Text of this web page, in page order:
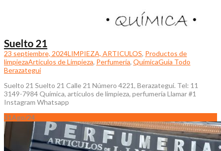
Suelto 21
23 septiembre, 2024LIMPIEZA, ARTICULOS, Productos de
limpiezaArtículos de Limpieza, Perfumería, QuímicaGuia Todo
Berazategui
Suelto 21 Suelto 21 Calle 21 Número 4221, Berazategui. Tel: 11
3149-7984 Química, artículos de limpieza, perfumería Llamar #1
Instagram Whatsapp
31Ago/24